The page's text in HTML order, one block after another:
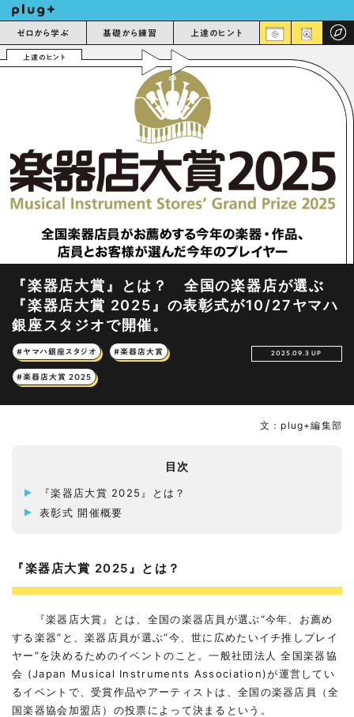
ゼロから学ぶ 基礎から練習 上達のヒント
上達のヒント
『楽器店大賞』とは？ 全国の楽器店が選ぶ
『楽器店大賞 2025』の表彰式が10/27ヤマハ
銀座スタジオで開催。
#ヤマハ銀座スタジオ #楽器店大賞
#楽器店大賞 2025
2025.09.3 UP
文：plug+編集部
目次
『楽器店大賞 2025』とは？
表彰式 開催概要
『楽器店大賞 2025』とは？
『楽器店大賞』とは、全国の楽器店員が選ぶ“今年、お薦め
する楽器”と、楽器店員が選ぶ“今、世に広めたいイチ推しプレイ
ヤー”を決めるためのイベントのこと。一般社団法人 全国楽器協
会 (Japan Musical Instruments Association)が運営してい
るイベントで、受賞作品やアーティストは、全国の楽器店員（全
国楽器協会加盟店）の投票によって決まるという。